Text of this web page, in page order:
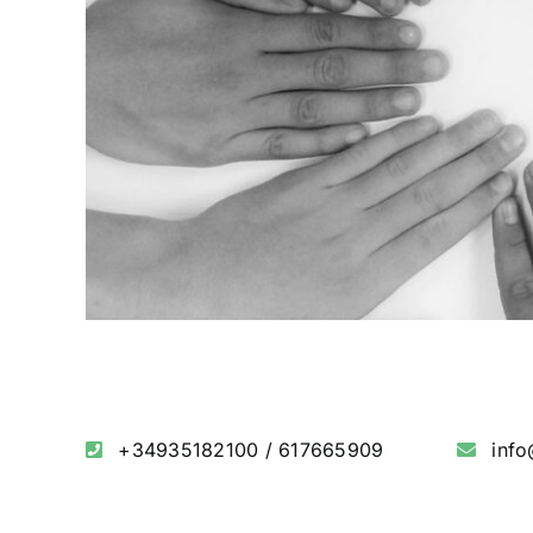
+34935182100 / 617665909